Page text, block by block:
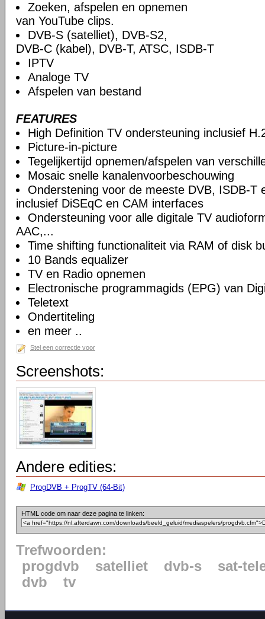
Zoeken, afspelen en opnemen
van YouTube clips.
DVB-S (satelliet), DVB-S2,
DVB-C (kabel), DVB-T, ATSC, ISDB-T
IPTV
Analoge TV
Afspelen van bestand
FEATURES
High Definition TV ondersteuning inclusief
Picture-in-picture
Tegelijkertijd opnemen/afspelen van
Mosaic snelle kanalenvoorbeschouwing
Onderstening voor de meeste DVB, ISDB-T
inclusief DiSEqC en CAM interfaces
Ondersteuning voor alle digitale TV
AAC,...
Time shifting functionaliteit via RAM of disk
10 Bands equalizer
TV en Radio opnemen
Electronische programmagids (EPG) van
Teletext
Ondertiteling
en meer ..
Stel een correctie voor
Screenshots:
Andere edities:
ProgDVB + ProgTV (64-Bit)
HTML code om naar deze pagina te linken:
Trefwoorden:
progdvb
satelliet dvb-s
sat-
dvb
tv